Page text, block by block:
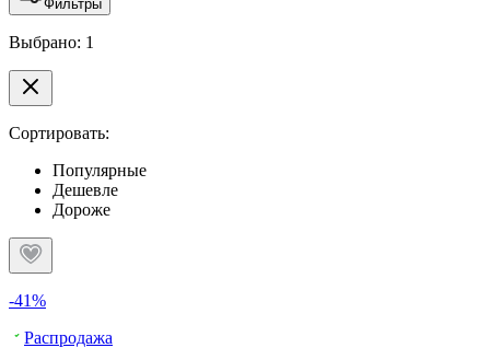
Фильтры
Выбрано: 1
Сортировать:
Популярные
Дешевле
Дороже
-41%
Распродажа